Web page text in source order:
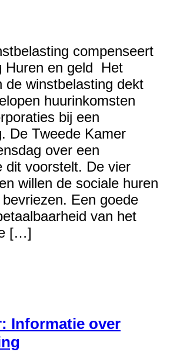
compenseert
Huren en geld Het
de winstbelasting dekt
huurinkomsten
bij een
De Tweede Kamer
over een
dit voorstelt. De vier
willen de sociale huren
Een goede
van het
[…]
Informatie over